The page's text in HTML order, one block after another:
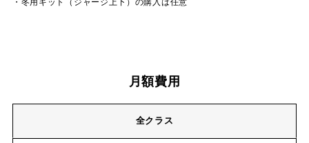
・冬用キット（ジャージ上下）の購入は任意
月額費用
全クラス